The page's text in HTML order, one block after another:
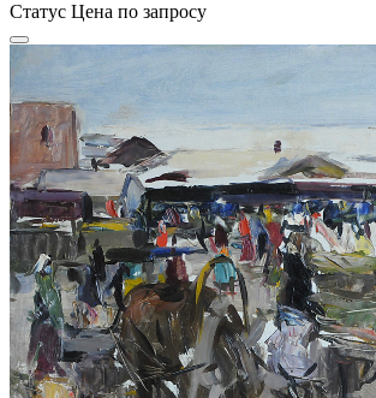
Статус Цена по запросу